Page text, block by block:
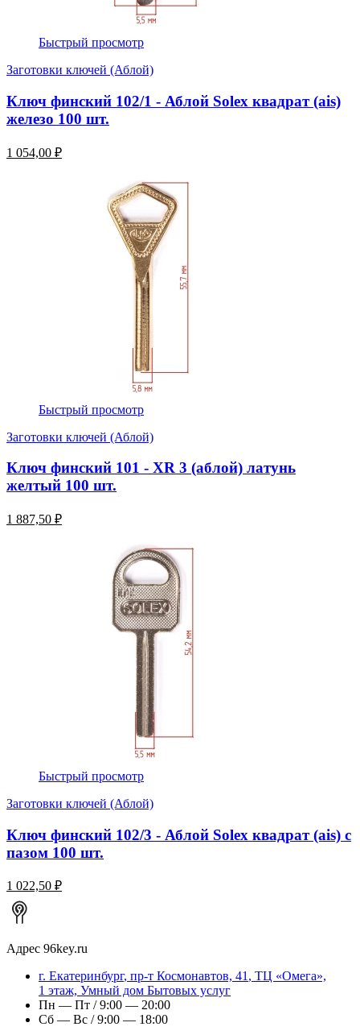
Быстрый просмотр
Заготовки ключей (Аблой)
Ключ финский 102/1 - Аблой Solex квадрат (ais)
железо 100 шт.
1 054,00 ₽
Быстрый просмотр
Заготовки ключей (Аблой)
Ключ финский 101 - XR 3 (аблой) латунь
желтый 100 шт.
1 887,50 ₽
Быстрый просмотр
Заготовки ключей (Аблой)
Ключ финский 102/3 - Аблой Solex квадрат (ais) с
пазом 100 шт.
1 022,50 ₽
Адрес 96key.ru
г. Екатеринбург, пр-т Космонавтов, 41, ТЦ «Омега»,
1 этаж, Умный дом Бытовых услуг
Пн — Пт / 9:00 — 20:00
Сб — Вс / 9:00 — 18:00